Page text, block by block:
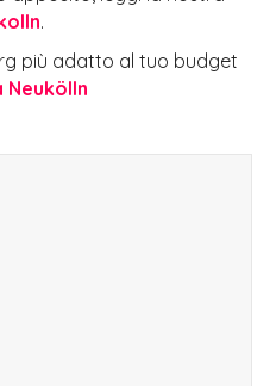
.
più adatto al tuo budget
Neukölln